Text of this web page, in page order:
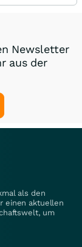
Newsletter
aus der
als den
einen aktuellen
um